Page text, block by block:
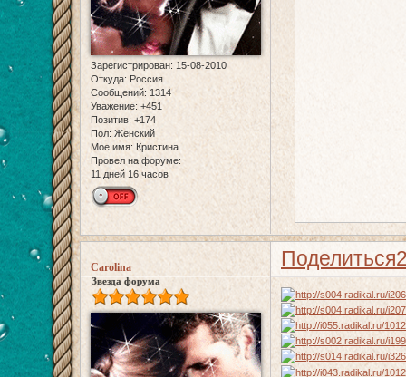
Зарегистрирован: 15-08-2010
Откуда: Россия
Сообщений: 1314
Уважение: +451
Позитив: +174
Пол: Женский
Мое имя: Кристина
Провел на форуме:
11 дней 16 часов
Поделиться
Carolina
Звезда форума